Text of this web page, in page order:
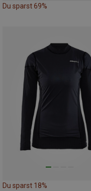
Du sparst 69%
Du sparst 18%